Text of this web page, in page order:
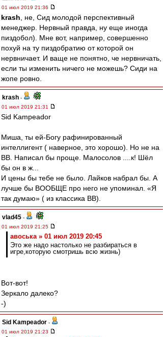
01 июл 2019 21:36
krash , не, Сид молодой перспективный
менеджер. Нервный правда, ну еще иногда
пиздобол). Мне вот, например, совершенно
похуй на ту пиздобратию от которой он
нервничает. И ваще не понятно, че нервничать,
если ты изменить ничего не можешь? Сиди на
жопе ровно.
krash -
01 июл 2019 21:31
Sid Kampeador
Миша, ты ей-Богу рафинированный
интеллигент ( наверное, это хорошо). Но не на
ВВ. Написал бы проще. Малосолов ....к! Шёл
бы он в ж...
И цены бы тебе не было. Лайков набрал бы. А
лучше бы ВООБЩЕ про него не упоминал. «Я
так думаю» ( из классика ВВ).
vlad45 -
01 июл 2019 21:25
авоська » 01 июл 2019 20:45
Это же надо настолько не разбираться в
игре,которую смотришь всю жизнь)
Вот-вот!
Зеркало далеко?
-)
Sid Kampeador -
01 июл 2019 21:23